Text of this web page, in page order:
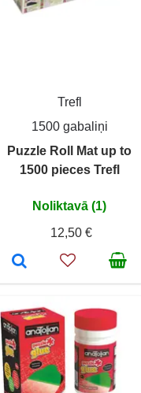
Trefl
1500 gabaliņi
Puzzle Roll Mat up to
1500 pieces Trefl
Noliktavā (1)
12,50 €